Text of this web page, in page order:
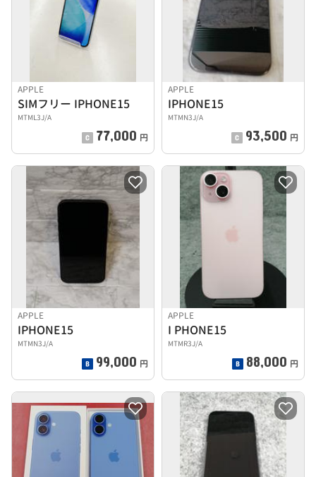
APPLE
SIMフリー IPHONE15
MTML3J/A
77,000 円
APPLE
IPHONE15
MTMN3J/A
93,500 円
APPLE
IPHONE15
MTMN3J/A
99,000 円
APPLE
I PHONE15
MTMR3J/A
88,000 円